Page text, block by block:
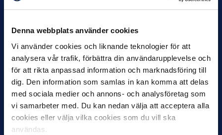
Denna webbplats använder cookies
Vi använder cookies och liknande teknologier för att
analysera vår trafik, förbättra din användarupplevelse och
för att rikta anpassad information och marknadsföring till
dig. Den information som samlas in kan komma att delas
med sociala medier och annons- och analysföretag som
vi samarbeter med. Du kan nedan välja att acceptera alla
cookies eller välja vilka cookies som du vill ska
användas.
30 JUNI
Helstrup ny tränare i Malmö FF
Inleder mot…